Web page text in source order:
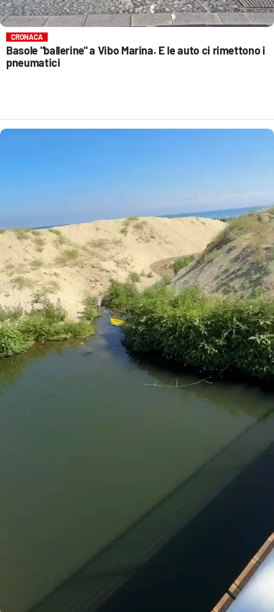
CRONACA
Basole "ballerine" a Vibo Marina. E le auto ci rimettono i
pneumatici